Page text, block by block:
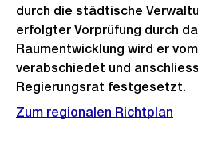
durch die städtische
erfolgter Vorprüfung durch
Raumentwicklung wird er
verabschiedet und
Regierungsrat festgesetzt.
Zum regionalen Richtplan